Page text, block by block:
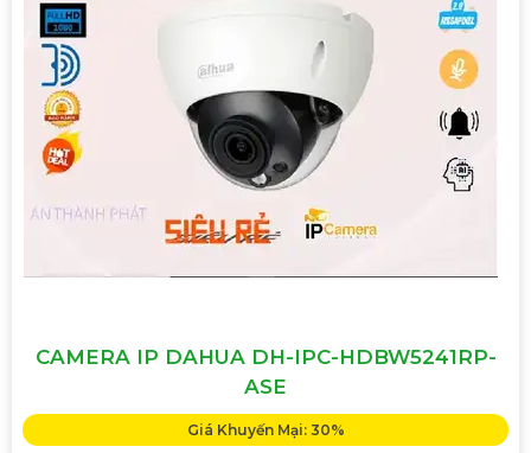
CAMERA IP DAHUA DH-IPC-HDBW5241RP-
ASE
Giá Khuyến Mại: 30%